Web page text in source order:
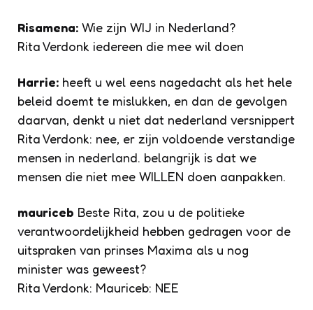
Risamena: Wie zijn WIJ in Nederland?
Rita Verdonk iedereen die mee wil doen
Harrie: heeft u wel eens nagedacht als het hele
beleid doemt te mislukken, en dan de gevolgen
daarvan, denkt u niet dat nederland versnippert
Rita Verdonk: nee, er zijn voldoende verstandige
mensen in nederland. belangrijk is dat we
mensen die niet mee WILLEN doen aanpakken.
mauriceb Beste Rita, zou u de politieke
verantwoordelijkheid hebben gedragen voor de
uitspraken van prinses Maxima als u nog
minister was geweest?
Rita Verdonk: Mauriceb: NEE